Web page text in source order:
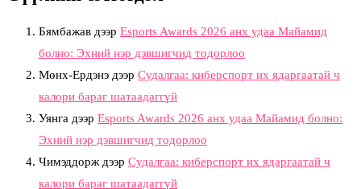
Бямбажав дээр Esports Awards 2026 анх удаа Майамид
болно: Эхний нэр дэвшигчид тодорлоо
Мөнх-Ердэнэ дээр Судалгаа: киберспорт их ядаргаатай ч
калори бараг шатаадаггүй
Уянга дээр Esports Awards 2026 анх удаа Майамид болно:
Эхний нэр дэвшигчид тодорлоо
Чимэддорж дээр Судалгаа: киберспорт их ядаргаатай ч
калори бараг шатаадаггүй